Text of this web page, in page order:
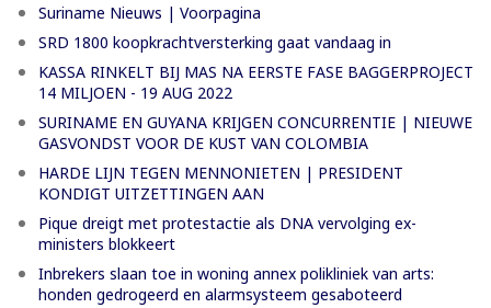
Suriname Nieuws | Voorpagina
SRD 1800 koopkrachtversterking gaat vandaag in
KASSA RINKELT BIJ MAS NA EERSTE FASE BAGGERPROJECT
14 MILJOEN - 19 AUG 2022
SURINAME EN GUYANA KRIJGEN CONCURRENTIE | NIEUWE
GASVONDST VOOR DE KUST VAN COLOMBIA
HARDE LIJN TEGEN MENNONIETEN | PRESIDENT
KONDIGT UITZETTINGEN AAN
Pique dreigt met protestactie als DNA vervolging ex-
ministers blokkeert
Inbrekers slaan toe in woning annex polikliniek van arts:
honden gedrogeerd en alarmsysteem gesaboteerd